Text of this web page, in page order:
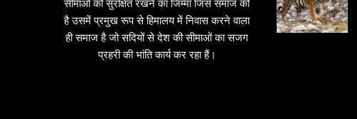
सीमाओं को सुरक्षित रखने का जिम्मा जिस समाज को
है उसमें प्रमुख रूप से हिमालय में निवास करने वाला
ही समाज है जो सदियों से देश की सीमाओं का सजग
प्रहरी की भांति कार्य कर रहा हैं।